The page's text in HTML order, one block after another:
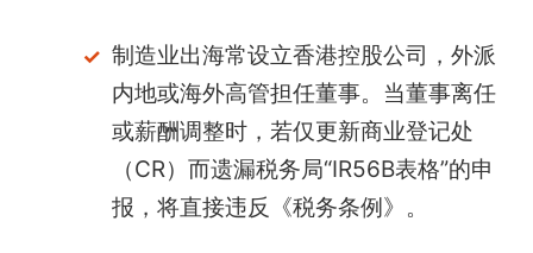
制造业出海常设立香港控股公司，外派
内地或海外高管担任董事。当董事离任
或薪酬调整时，若仅更新商业登记处
（CR）而遗漏税务局“IR56B表格”的申
报，将直接违反《税务条例》。